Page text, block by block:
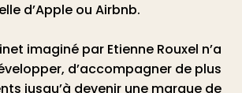
d’Apple ou Airbnb.
imaginé par Etienne Rouxel n’a
d’accompagner de plus
jusqu’à devenir une marque de